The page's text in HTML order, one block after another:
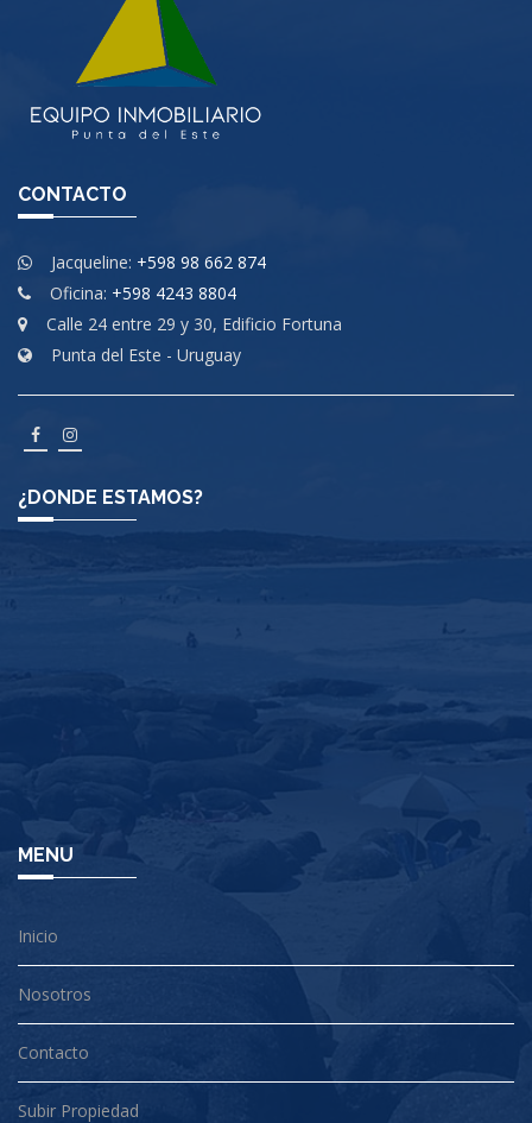
CONTACTO
Jacqueline: +598 98 662 874
Oficina: +598 4243 8804
Calle 24 entre 29 y 30, Edificio Fortuna
Punta del Este - Uruguay
¿DONDE ESTAMOS?
MENU
Inicio
Nosotros
Contacto
Subir Propiedad